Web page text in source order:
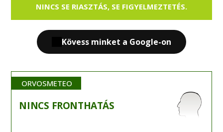
NINCS SE RIASZTÁS, SE FIGYELMEZTETÉS.
Kövess minket a Google-on
ORVOSMETEO
NINCS FRONTHATÁS